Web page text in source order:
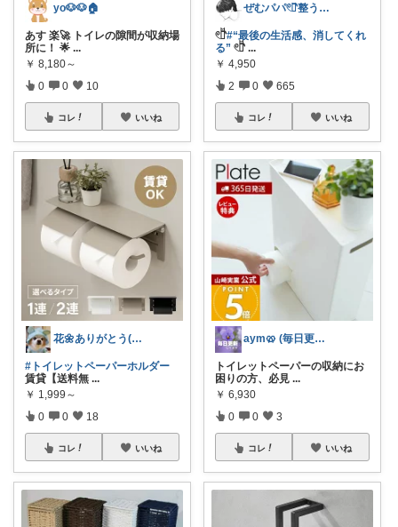
yo🐶🐶🏠
あす 楽🚀 トイレの隙間が収納場
所に！ 🌟 ...
￥ 8,180～
0 0 10
コレ いいね
花🌼ありがとう(*･ω･)*_ _)ﾍ
#トイレットペーパーホルダー
賃貸【送料無 ...
￥ 1,999～
0 0 18
コレ いいね
ぜむパパ𓏲𓎨整う暮らしのお手伝い
𓏲𓎨#“最後の生活感、消してくれ
る” 𓏲𓎨 ...
￥ 4,950
2 0 665
コレ いいね
aym🥨 (毎日更新してます🙌)
トイレットペーパーの収納にお
困りの方、必見 ...
￥ 6,930
0 0 3
コレ いいね